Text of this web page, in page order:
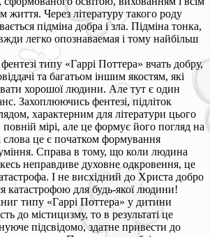
життя. Через літературу такого роду
підміна добра і зла. Підміна тонка,
легко опознаваемая і тому найбільш
типу «Гаррі Поттера» вчать добру,
та багатьом іншим якостям, які
хорошої людини. Але тут є один
Захоплюючись фентезі, підліток
характерним для літератури цього
мірі, але це формує його погляд на
слова це є початком формування
Справа в тому, що коли людина
неправдиве духовне одкровення, це
І не висхідний до Христа добро
катастрофою для будь-якої людини!
типу «Гаррі Поттера» у дитини
до містицизму, то в результаті це
підсвідомо, здатне привести до